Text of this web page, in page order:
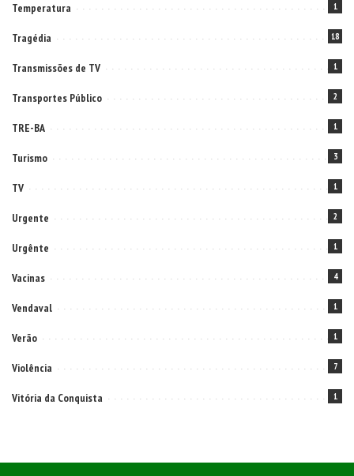
Temperatura 1
Tragédia 18
Transmissões de TV 1
Transportes Público 2
TRE-BA 1
Turismo 3
TV 1
Urgente 2
Urgênte 1
Vacinas 4
Vendaval 1
Verão 1
Violência 7
Vitória da Conquista 1